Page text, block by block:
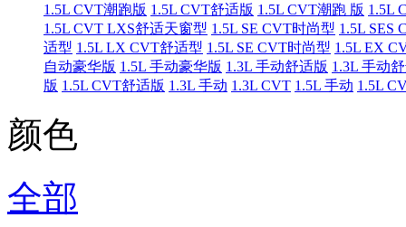
1.5L CVT潮跑版 1.5L CVT舒适版 1.5L CVT潮跑 版 1.5L
1.5L CVT LXS舒适天窗型 1.5L SE CVT时尚型 1.5L SES
适型 1.5L LX CVT舒适型 1.5L SE CVT时尚型 1.5L EX
自动豪华版 1.5L 手动豪华版 1.3L 手动舒适版 1.3L 手动
版 1.5L CVT舒适版 1.3L 手动 1.3L CVT 1.5L 手动 1.5L
颜色
全部